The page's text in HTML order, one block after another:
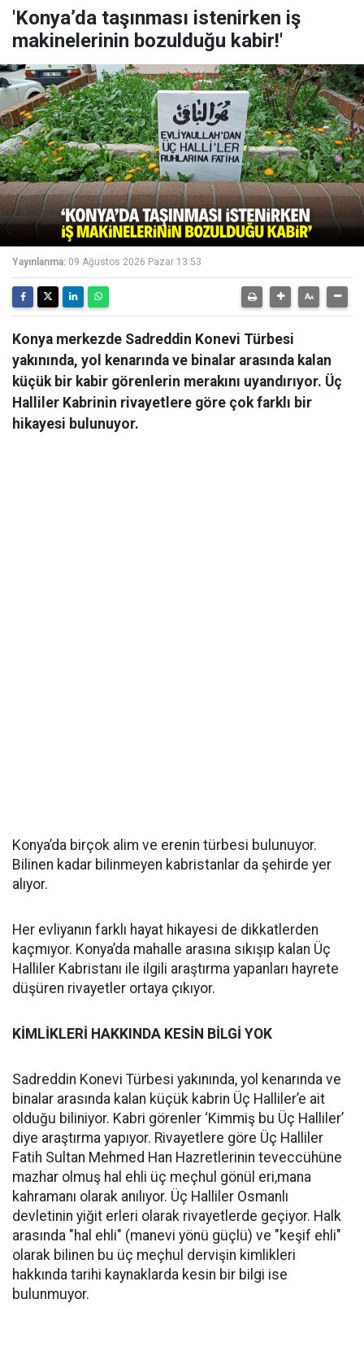
'Konya’da taşınması istenirken iş
makinelerinin bozulduğu kabir!'
Yayınlanma: 09 Ağustos 2026 Pazar 13:53
Konya merkezde Sadreddin Konevi Türbesi
yakınında, yol kenarında ve binalar arasında kalan
küçük bir kabir görenlerin merakını uyandırıyor. Üç
Halliler Kabrinin rivayetlere göre çok farklı bir
hikayesi bulunuyor.
Konya’da birçok alim ve erenin türbesi bulunuyor.
Bilinen kadar bilinmeyen kabristanlar da şehirde yer
alıyor.
Her evliyanın farklı hayat hikayesi de dikkatlerden
kaçmıyor. Konya’da mahalle arasına sıkışıp kalan Üç
Halliler Kabristanı ile ilgili araştırma yapanları hayrete
düşüren rivayetler ortaya çıkıyor.
KİMLİKLERİ HAKKINDA KESİN BİLGİ YOK
Sadreddin Konevi Türbesi yakınında, yol kenarında ve
binalar arasında kalan küçük kabrin Üç Halliler’e ait
olduğu biliniyor. Kabri görenler ‘Kimmiş bu Üç Halliler’
diye araştırma yapıyor. Rivayetlere göre Üç Halliler
Fatih Sultan Mehmed Han Hazretlerinin teveccühüne
mazhar olmuş hal ehli üç meçhul gönül eri,mana
kahramanı olarak anılıyor. Üç Halliler Osmanlı
devletinin yiğit erleri olarak rivayetlerde geçiyor. Halk
arasında "hal ehli" (manevi yönü güçlü) ve "keşif ehli"
olarak bilinen bu üç meçhul dervişin kimlikleri
hakkında tarihi kaynaklarda kesin bir bilgi ise
bulunmuyor.